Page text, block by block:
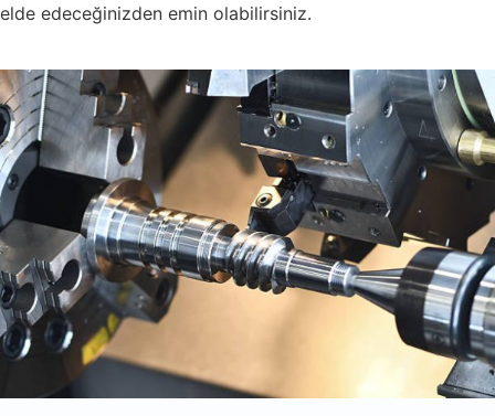
elde edeceğinizden emin olabilirsiniz.